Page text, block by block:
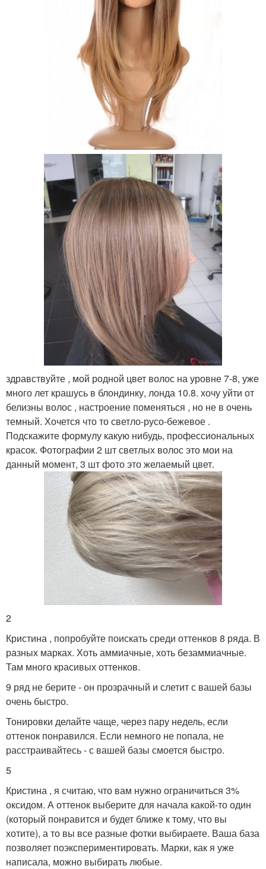
здравствуйте , мой родной цвет волос на уровне 7-8, уже
много лет крашусь в блондинку, лонда 10.8. хочу уйти от
белизны волос , настроение поменяться , но не в очень
темный. Хочется что то светло-русо-бежевое .
Подскажите формулу какую нибудь, профессиональных
красок. Фотографии 2 шт светлых волос это мои на
данный момент, 3 шт фото это желаемый цвет.
2
Кристина , попробуйте поискать среди оттенков 8 ряда. В
разных марках. Хоть аммиачные, хоть безаммиачные.
Там много красивых оттенков.
9 ряд не берите - он прозрачный и слетит с вашей базы
очень быстро.
Тонировки делайте чаще, через пару недель, если
оттенок понравился. Если немного не попала, не
расстраивайтесь - с вашей базы смоется быстро.
5
Кристина , я считаю, что вам нужно ограничиться 3%
оксидом. А оттенок выберите для начала какой-то один
(который понравится и будет ближе к тому, что вы
хотите), а то вы все разные фотки выбираете. Ваша база
позволяет поэкспериментировать. Марки, как я уже
написала, можно выбирать любые.